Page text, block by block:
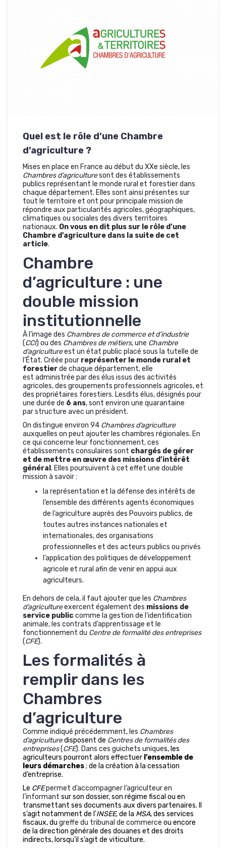
Quel est le rôle d’une Chambre
d’agriculture ?
Mises en place en France au début du XXe siècle, les
Chambres d’agriculturesont des établissements
publics représentant le monde rural et forestier dans
chaque département. Elles sont ainsi présentes sur
tout le territoire et ont pour principale mission de
répondre aux particularités agricoles, géographiques,
climatiques ou sociales des divers territoires
nationaux. On vous en dit plus sur le rôle d’une
Chambre d’agriculture dans la suite de cet
article.
Chambre
d’agriculture : une
double mission
institutionnelle
À l’image des Chambres de commerce et d’industrie
(CCI) ou des Chambres de métiers, une Chambre
d’agricultureest un état public placé sous la tutelle de
l’État. Créée pour représenter le monde rural et
forestierde chaque département, elle
est administrée par des élus issus des activités
agricoles, des groupements professionnels agricoles, et
des propriétaires forestiers. Lesdits élus, désignés pour
une durée de 6 ans, sont environ une quarantaine
par structure avec un président.
On distingue environ 94 Chambres d’agriculture
auxquelles on peut ajouter les chambres régionales. En
ce qui concerne leur fonctionnement, ces
établissements consulaires sont chargés de gérer
et de mettre en œuvre des missions d’intérêt
général . Elles poursuivent à cet effet une double
mission à savoir :
la représentation et la défense des intérêts de
l’ensemble des différents agents économiques
de l’agriculture auprès des Pouvoirs publics, de
toutes autres instances nationales et
internationales, des organisations
professionnelles et des acteurs publics ou privés
l’application des politiques de développement
agricole et rural afin de venir en appui aux
agriculteurs.
En dehors de cela, il faut ajouter que les Chambres
d’agricultureexercent également des missions de
service publiccomme la gestion de l’identification
animale, les contrats d’apprentissage et le
fonctionnement du Centre de formalité des entreprises
(CFE).
Les formalités à
remplir dans les
Chambres
d’agriculture
Comme indiqué précédemment, les Chambres
d’agriculturedisposent de Centres de formalités des
entreprises(CFE). Dans ces guichets uniques, les
agriculteurs pourront alors effectuer l’ensemble de
leurs démarches; de la création à la cessation
d’entreprise.
Le CFEpermet d’accompagner l’agriculteur en
l’informant sur son dossier, son régime fiscal ou en
transmettant ses documents aux divers partenaires. Il
s’agit notamment de l’INSEE, de la MSA, des services
fiscaux, du greffe du tribunal de commerce ou encore
de la direction générale des douanes et des droits
indirects, lorsqu’il s’agit de viticulture.